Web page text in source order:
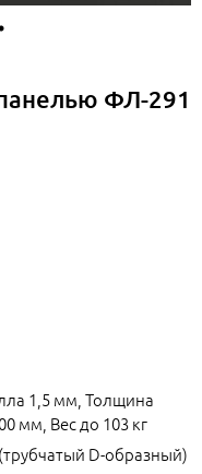
ФЛ-291
1,5 мм, Толщина
мм, Вес до 103 кг
D-образный)